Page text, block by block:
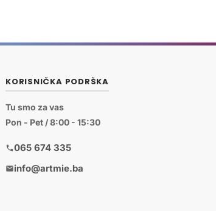
KORISNIČKA PODRŠKA
Tu smo za vas
Pon - Pet / 8:00 - 15:30
065 674 335
info@artmie.ba